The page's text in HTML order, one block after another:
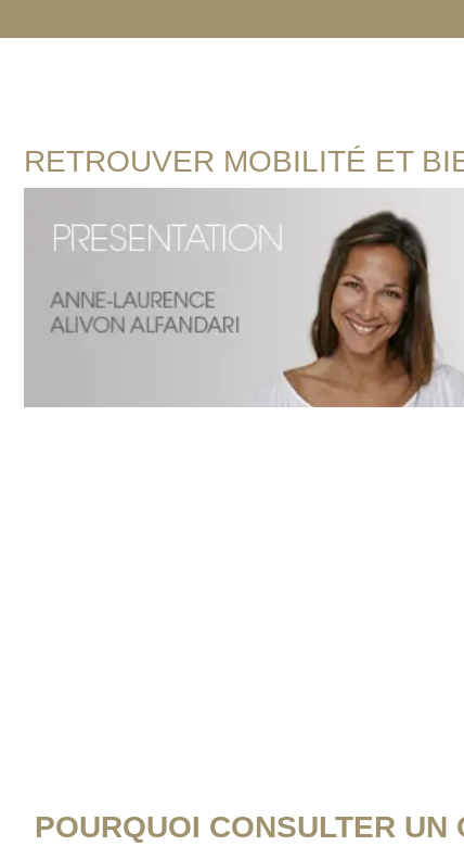
RETROUVER MOBILITÉ ET
POURQUOI CONSULTER